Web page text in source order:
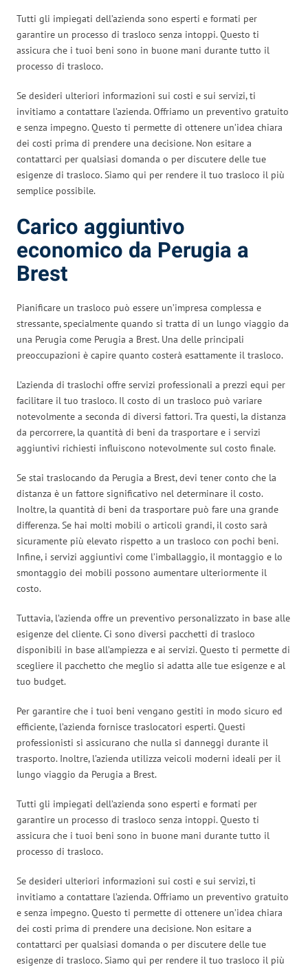
Tutti gli impiegati dell’azienda sono esperti e formati per
garantire un processo di trasloco senza intoppi. Questo ti
assicura che i tuoi beni sono in buone mani durante tutto il
processo di trasloco.
Se desideri ulteriori informazioni sui costi e sui servizi, ti
invitiamo a contattare l’azienda. Offriamo un preventivo gratuito
e senza impegno. Questo ti permette di ottenere un’idea chiara
dei costi prima di prendere una decisione. Non esitare a
contattarci per qualsiasi domanda o per discutere delle tue
esigenze di trasloco. Siamo qui per rendere il tuo trasloco il più
semplice possibile.
Carico aggiuntivo
economico da Perugia a
Brest
Pianificare un trasloco può essere un’impresa complessa e
stressante, specialmente quando si tratta di un lungo viaggio da
una Perugia come Perugia a Brest. Una delle principali
preoccupazioni è capire quanto costerà esattamente il trasloco.
L’azienda di traslochi offre servizi professionali a prezzi equi per
facilitare il tuo trasloco. Il costo di un trasloco può variare
notevolmente a seconda di diversi fattori. Tra questi, la distanza
da percorrere, la quantità di beni da trasportare e i servizi
aggiuntivi richiesti influiscono notevolmente sul costo finale.
Se stai traslocando da Perugia a Brest, devi tener conto che la
distanza è un fattore significativo nel determinare il costo.
Inoltre, la quantità di beni da trasportare può fare una grande
differenza. Se hai molti mobili o articoli grandi, il costo sarà
sicuramente più elevato rispetto a un trasloco con pochi beni.
Infine, i servizi aggiuntivi come l’imballaggio, il montaggio e lo
smontaggio dei mobili possono aumentare ulteriormente il
costo.
Tuttavia, l’azienda offre un preventivo personalizzato in base alle
esigenze del cliente. Ci sono diversi pacchetti di trasloco
disponibili in base all’ampiezza e ai servizi. Questo ti permette di
scegliere il pacchetto che meglio si adatta alle tue esigenze e al
tuo budget.
Per garantire che i tuoi beni vengano gestiti in modo sicuro ed
efficiente, l’azienda fornisce traslocatori esperti. Questi
professionisti si assicurano che nulla si danneggi durante il
trasporto. Inoltre, l’azienda utilizza veicoli moderni ideali per il
lungo viaggio da Perugia a Brest.
Tutti gli impiegati dell’azienda sono esperti e formati per
garantire un processo di trasloco senza intoppi. Questo ti
assicura che i tuoi beni sono in buone mani durante tutto il
processo di trasloco.
Se desideri ulteriori informazioni sui costi e sui servizi, ti
invitiamo a contattare l’azienda. Offriamo un preventivo gratuito
e senza impegno. Questo ti permette di ottenere un’idea chiara
dei costi prima di prendere una decisione. Non esitare a
contattarci per qualsiasi domanda o per discutere delle tue
esigenze di trasloco. Siamo qui per rendere il tuo trasloco il più